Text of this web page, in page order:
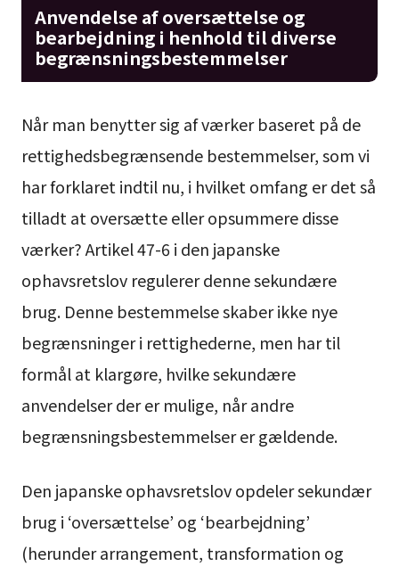
Anvendelse af oversættelse og
bearbejdning i henhold til diverse
begrænsningsbestemmelser
Når man benytter sig af værker baseret på de
rettighedsbegrænsende bestemmelser, som vi
har forklaret indtil nu, i hvilket omfang er det så
tilladt at oversætte eller opsummere disse
værker? Artikel 47-6 i den japanske
ophavsretslov regulerer denne sekundære
brug. Denne bestemmelse skaber ikke nye
begrænsninger i rettighederne, men har til
formål at klargøre, hvilke sekundære
anvendelser der er mulige, når andre
begrænsningsbestemmelser er gældende.
Den japanske ophavsretslov opdeler sekundær
brug i ‘oversættelse’ og ‘bearbejdning’
(herunder arrangement, transformation og